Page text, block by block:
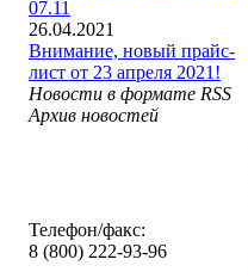
07.11
26.04.2021
Внимание, новый прайс-
лист от 23 апреля 2021!
Новости в формате RSS
Архив новостей
Телефон/факс:
8 (800) 222-93-96